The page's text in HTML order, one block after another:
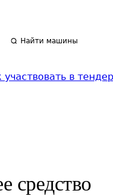
Найти машины
участвовать в
средство